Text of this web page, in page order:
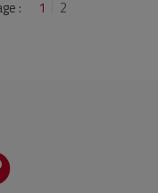
: 1 2